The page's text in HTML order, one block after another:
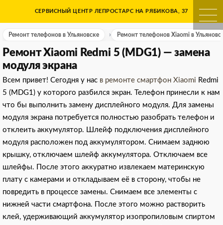
content
Ремонт телефонов в
СЕРВИСНЫЙ ЦЕНТР ЛЕПРОСТАРС НА РЯБИКОВА, 37
Ремонт телефонов в Ульяновске Ремонт телефонов Xiaomi в
Ремонт Xiaomi Redmi 5 (MDG1) — замена
модуля экрана
Всем привет! Сегодня у нас в ремонте смартфон Xiaomi Redmi
5 (MDG1) у которого разбился экран. Телефон принесли к нам
что бы выполнить замену дисплейного модуля. Для замены
модуля экрана потребуется полностью разобрать телефон и
отклеить аккумулятор. Шлейф подключения дисплейного
модуля расположен под аккумулятором. Снимаем заднюю
крышку, отключаем шлейф аккумулятора. Отключаем все
шлейфы. После этого аккуратно извлекаем материнскую
плату с камерами и откладываем её в сторону, чтобы не
повредить в процессе замены. Снимаем все элементы с
нижней части смартфона. После этого можно растворить
клей, удерживающий аккумулятор изопропиловым спиртом